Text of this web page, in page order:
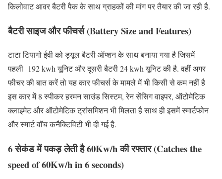
किलोवाट आवर बैटरी पैक के साथ ग्राहकों की मांग पर तैयार की जा रही है.
बैटरी साइज और फीचर्स (Battery Size and Features)
टाटा टियागो ईवी को ड्यूल बैटरी ऑप्शन के साथ बनाया गया है जिसमें
पहली 192 kwh यूनिट और दूसरी बैटरी 24 kwh यूनिट की है. वहीं अगर
फीचर की बात करें तो यह कार फीचर्स के मामले में भी किसी से कम नहीं है
इस कार में 8 स्पीकर हरमन साउंड सिस्टम, रेन सेंसिग वाइपर, ऑटोमेटिक
क्लाइमेट और ऑटोमेटिक ट्रांसमिशन भी मिलता है साथ ही इसमें स्मार्टफोन
और स्मार्ट वॉच कनैक्टिविटी भी दी गई है.
6 सेकंड में पकड़ लेती है 60Kw/h की रफ्तार (Catches the
speed of 60Kw/h in 6 seconds)